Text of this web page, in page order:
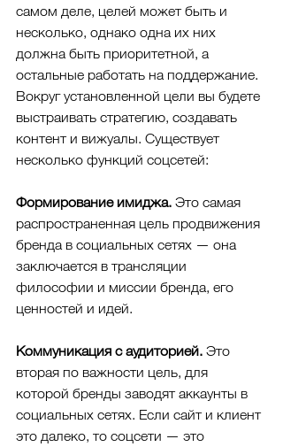
самом деле, целей может быть и
несколько, однако одна их них
должна быть приоритетной, а
остальные работать на поддержание.
Вокруг установленной цели вы будете
выстраивать стратегию, создавать
контент и вижуалы. Существует
несколько функций соцсетей:
Формирование имиджа. Это самая
распространенная цель продвижения
бренда в социальных сетях — она
заключается в трансляции
философии и миссии бренда, его
ценностей и идей.
Коммуникация с аудиторией. Это
вторая по важности цель, для
которой бренды заводят аккаунты в
социальных сетях. Если сайт и клиент
это далеко, то соцсети — это